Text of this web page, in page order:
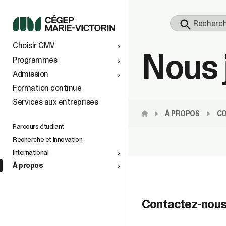
Choisir CMV
Programmes
Admission
Formation continue
Services aux entreprises
Parcours étudiant
Recherche et innovation
International
À propos
de la
AU
À PROPOS
Contactez-